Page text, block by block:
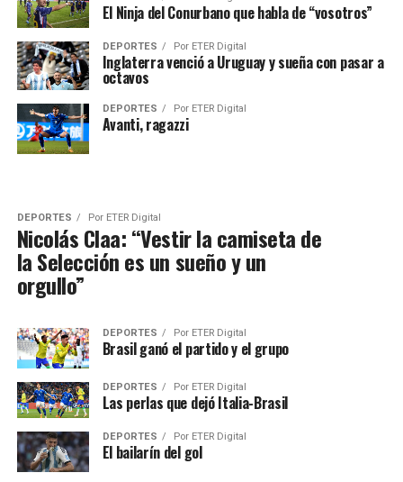
El Ninja del Conurbano que habla de “vosotros”
DEPORTES Por ETER Digital
Inglaterra venció a Uruguay y sueña con pasar a
octavos
DEPORTES Por ETER Digital
Avanti, ragazzi
DEPORTES Por ETER Digital
Nicolás Claa: “Vestir la camiseta de
la Selección es un sueño y un
orgullo”
DEPORTES Por ETER Digital
Brasil ganó el partido y el grupo
DEPORTES Por ETER Digital
Las perlas que dejó Italia-Brasil
DEPORTES Por ETER Digital
El bailarín del gol